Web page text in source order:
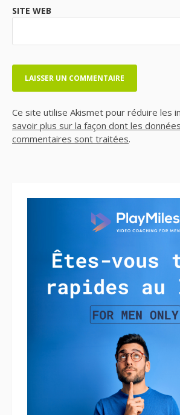
SITE WEB
Ce site utilise Akismet pour réduire les
savoir plus sur la façon dont les
commentaires sont traitées.